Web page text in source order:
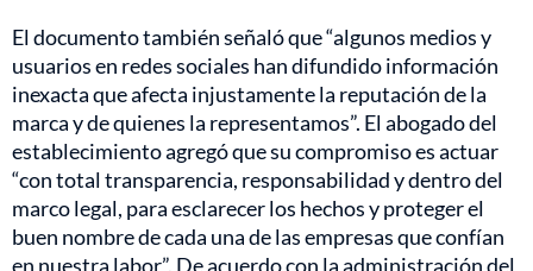
El documento también señaló que “algunos medios y
usuarios en redes sociales han difundido información
inexacta que afecta injustamente la reputación de la
marca y de quienes la representamos”. El abogado del
establecimiento agregó que su compromiso es actuar
“con total transparencia, responsabilidad y dentro del
marco legal, para esclarecer los hechos y proteger el
buen nombre de cada una de las empresas que confían
en nuestra labor”. De acuerdo con la administración del